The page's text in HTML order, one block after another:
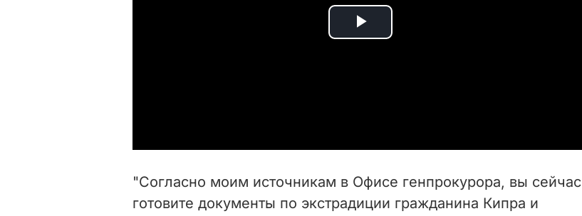
P
i
"Согласно моим источникам в Офисе генпрокурора, вы сейчас
готовите документы по экстрадиции гражданина Кипра и